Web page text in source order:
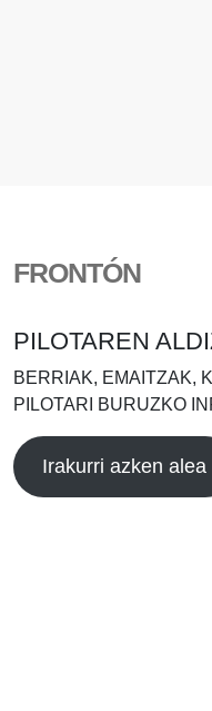
FRONTÓN
PILOTAREN
BERRIAK, EMAITZAK,
PILOTARI BURUZKO
Irakurri azken alea